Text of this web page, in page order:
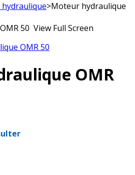
>Moteur hydraulique
View Full Screen
OMR